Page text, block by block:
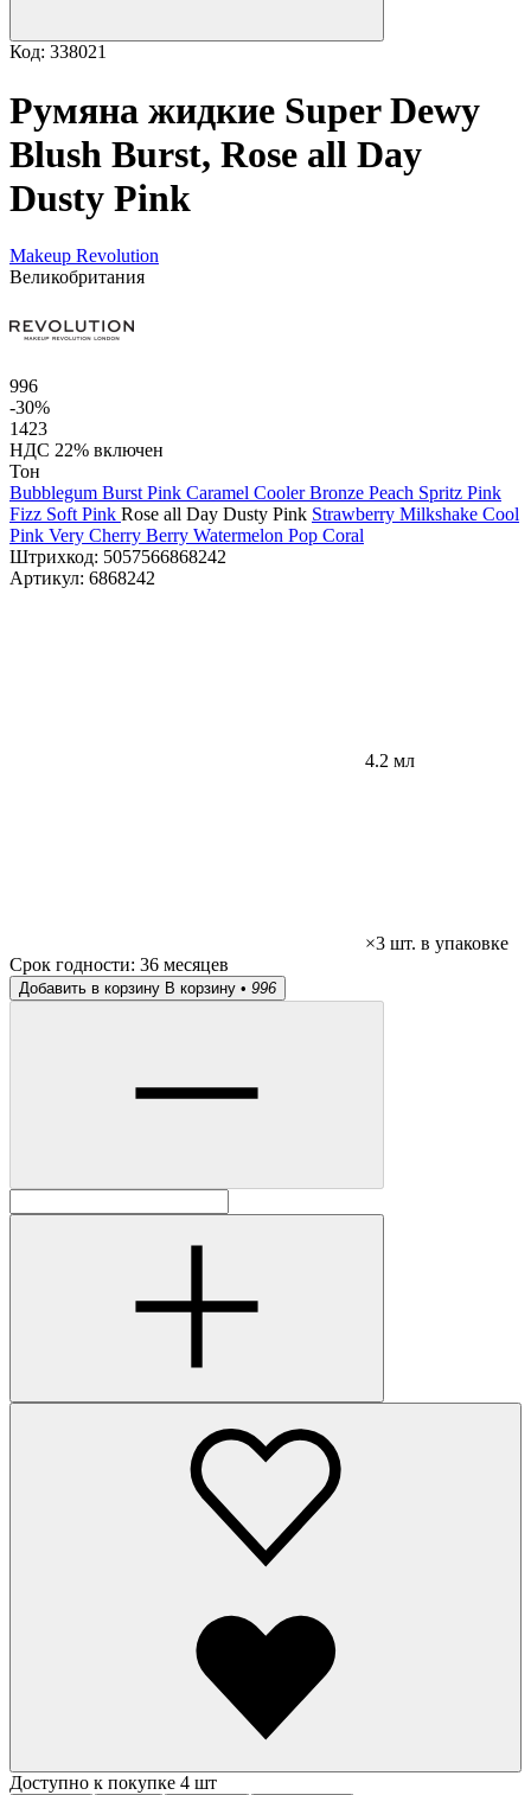
Код: 338021
Румяна жидкие Super Dewy
Blush Burst, Rose all Day
Dusty Pink
Makeup Revolution
Великобритания
996
-30%
1423
НДС 22% включен
Тон
Bubblegum Burst Pink Caramel Cooler Bronze Peach Spritz Pink
Fizz Soft Pink Rose all Day Dusty Pink Strawberry Milkshake Cool
Pink Very Cherry Berry Watermelon Pop Coral
Штрихкод: 5057566868242
Артикул: 6868242
4.2 мл
×3 шт. в упаковке
Срок годности: 36 месяцев
Добавить в корзину В корзину • 996
Доступно к покупке 4 шт